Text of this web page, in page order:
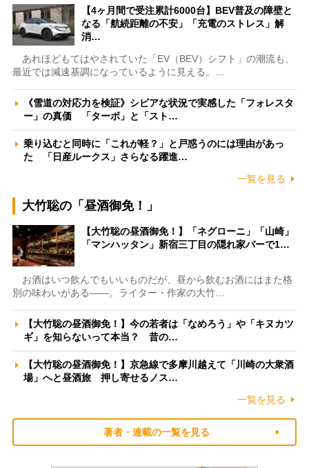
【4ヶ月間で受注累計6000台】BEV普及の障壁と
なる「航続距離の不安」「充電のストレス」解
消…
あれほどもてはやされていた「EV（BEV）シフト」の潮流も、
最近では減速基調になっているように見える。…
《雪道の対応力を検証》シビアな状況で実感した「フォレスタ
ー」の真価 「ターボ」と「スト…
乗り込むと同時に「これが軽？」と戸惑うのには理由があっ
た 「日産ルークス」さらなる躍進…
一覧を見る
大竹聡の「昼酒御免！」
【大竹聡の昼酒御免！】「ネグローニ」「山崎」
「マンハッタン」新宿三丁目の隠れ家バーで1…
お酒はいつ飲んでもいいものだが、昼から飲むお酒にはまた格
別の味わいがある――。ライター・作家の大竹…
【大竹聡の昼酒御免！】今の若者は「なめろう」や「キヌカツ
ギ」を知らないって本当？ 昔の…
【大竹聡の昼酒御免！】京急線で多摩川越えて「川崎の大衆酒
場」へと昼酒旅 押し寄せるノス…
一覧を見る
著者・連載の一覧を見る